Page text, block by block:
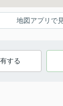
地図アプリで
する